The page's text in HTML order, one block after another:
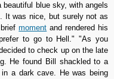
blue sky, with angels
It was nice, but surely not as
briefmoment and rendered his
to go to Hell." "As you
to check up on the late
He found Bill shackled to a
a dark cave. He was being